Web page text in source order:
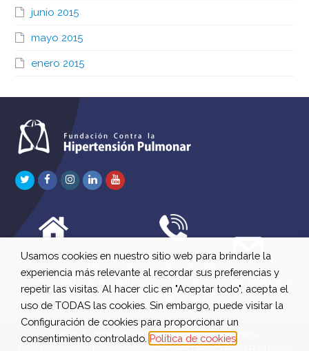
junio 2015
mayo 2015
enero 2015
TwitterFacebook
Instagram
LinkedInYoutube
C/ Río Jordán 7 bajo
A 28981 Parla Madrid
647 630 515
661 73 42 04
613 22 15 27
info@fchp.es
© 2026 Fundación Contra la Hipertensión Pulmonar
Términos legales|Aviso Legal
Usamos cookies en nuestro sitio web para brindarle la
experiencia más relevante al recordar sus preferencias y
repetir las visitas. Al hacer clic en "Aceptar todo", acepta el
uso de TODAS las cookies. Sin embargo, puede visitar la
Configuración de cookies para proporcionar un
consentimiento controlado. Política de cookies